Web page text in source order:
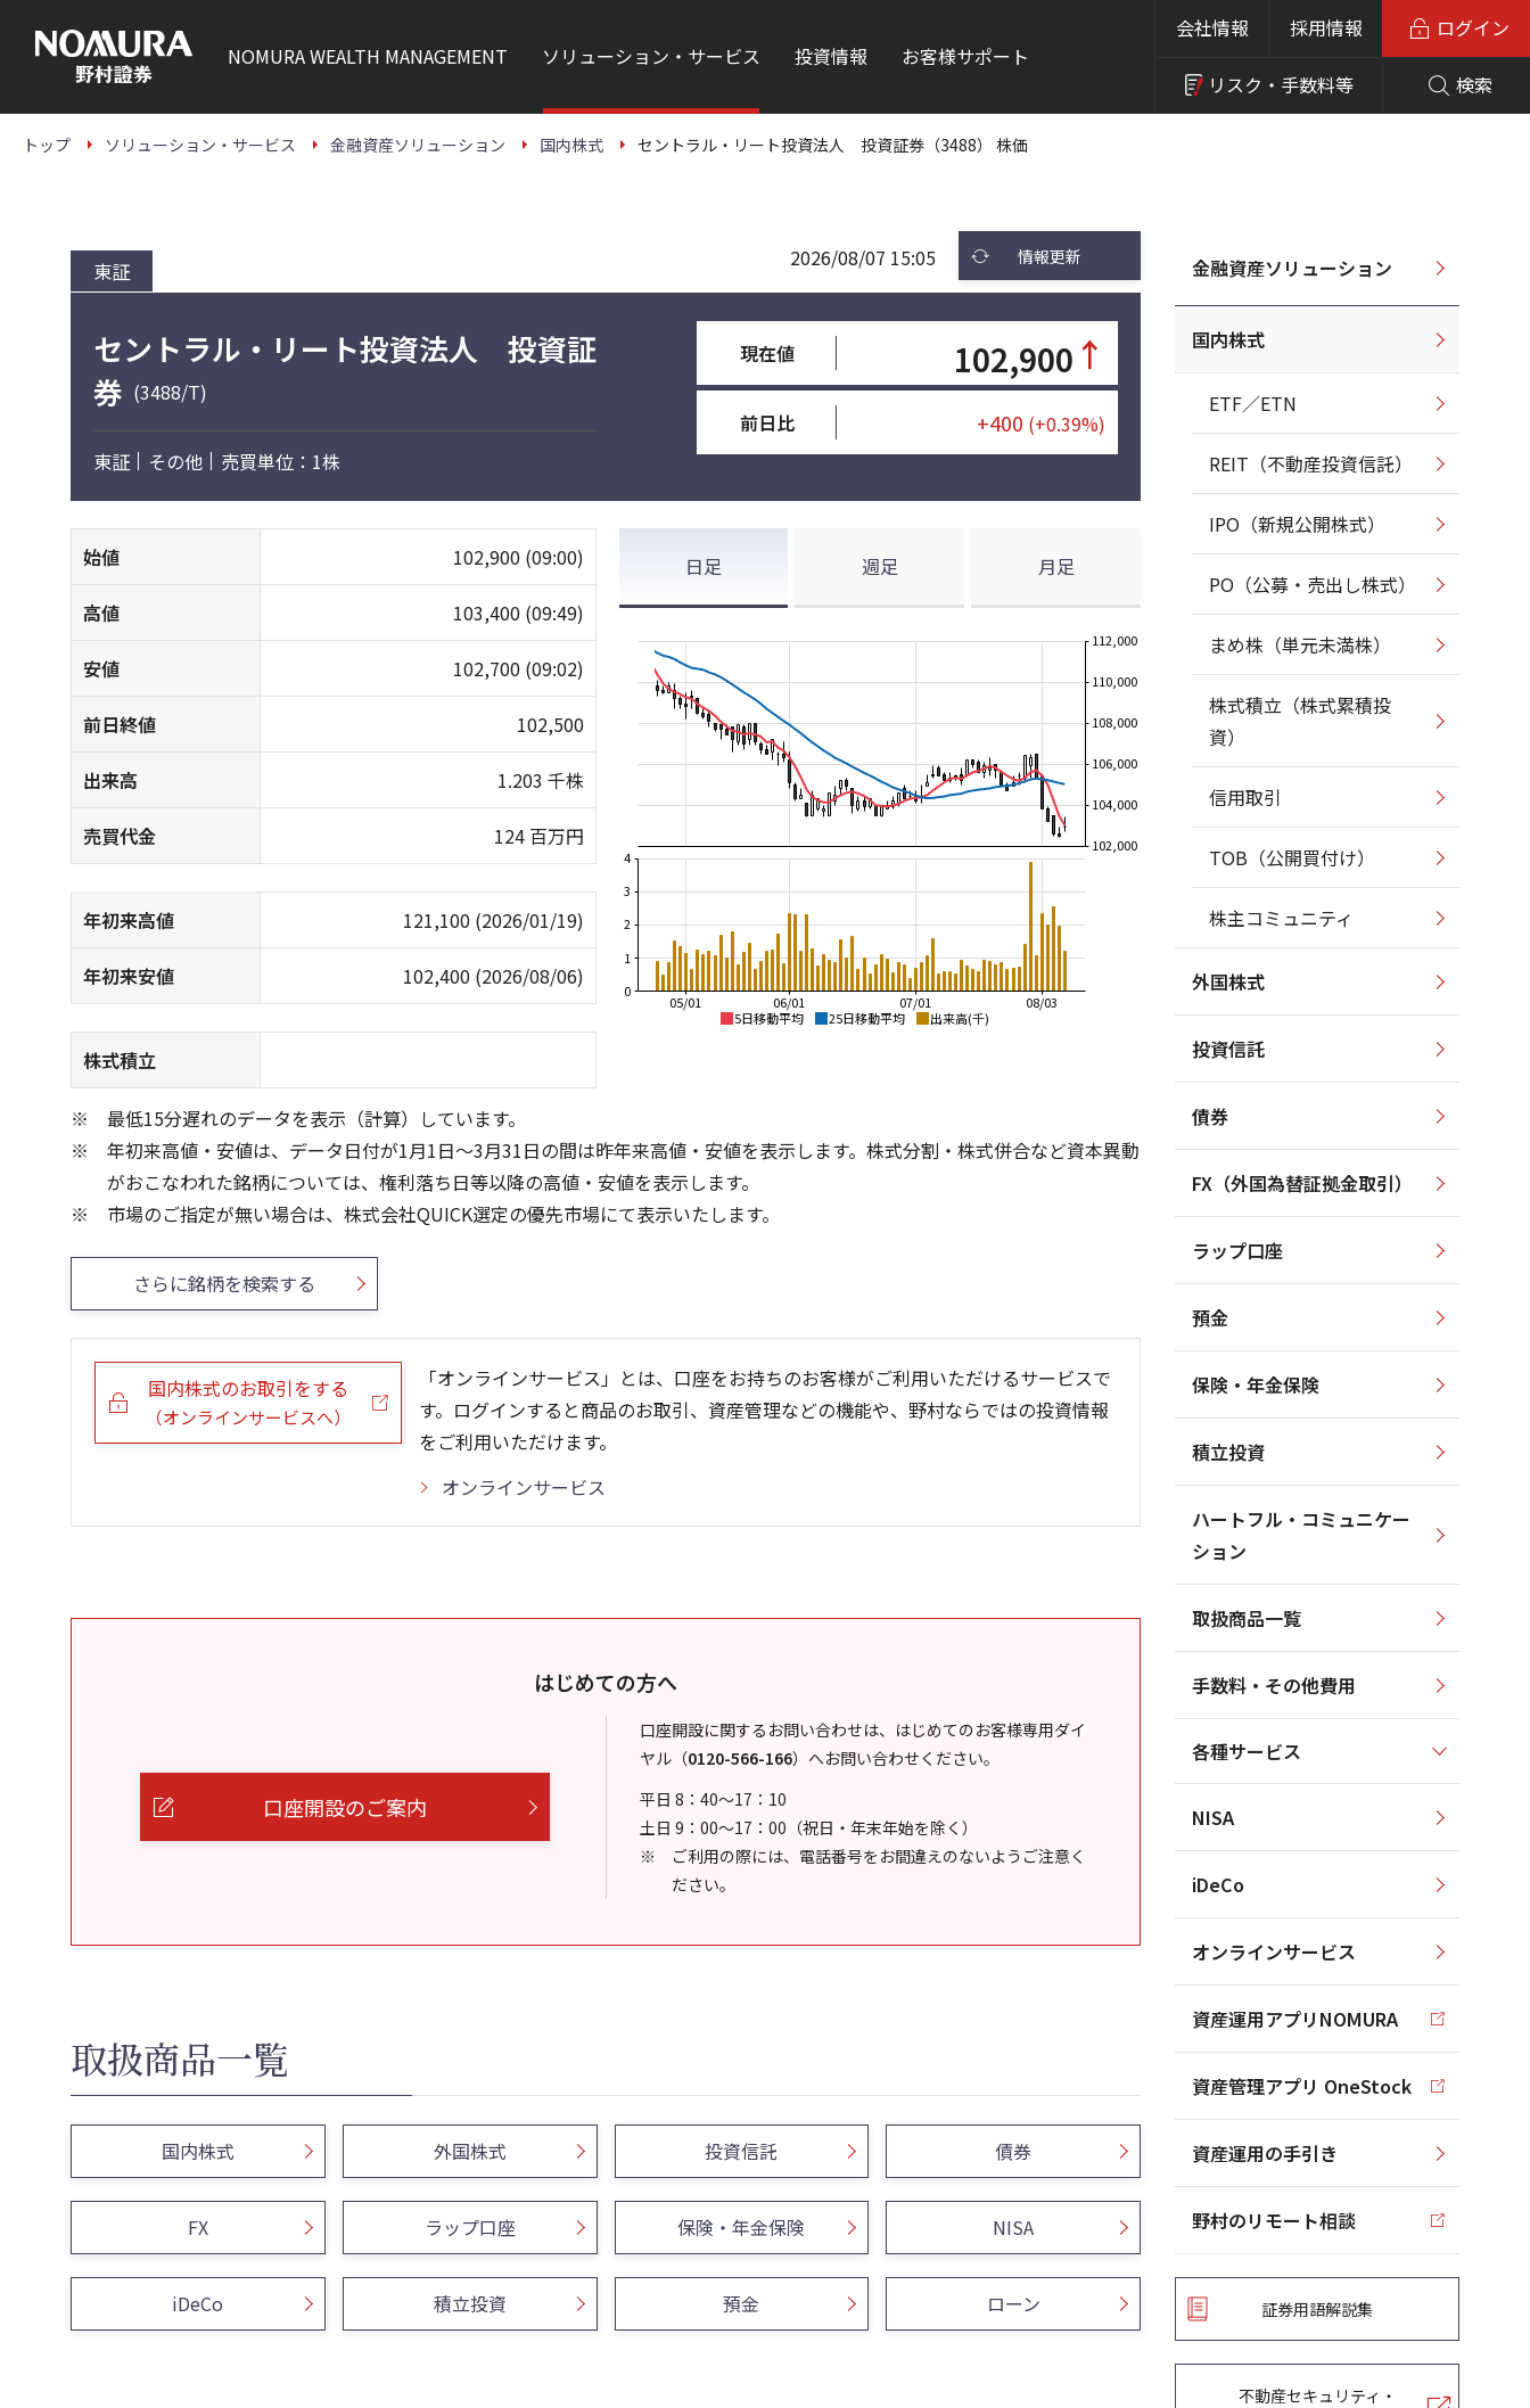
本
NOMURAWEALTH MANAGEMENT ソリューション・サービス 投資情報 お客様サポート
会社情報 採用情報
リスク・ 手数料等 検索
ログイン
トップ ソリューション・サービス 金融資産ソリューション 国内株式 セントラル・リート投資法人 投資証券（3488） 株価
東証 2026/08/07 15:05 情報更新
セントラル・リート投資法人 投資証
券 (3488/T)
東証 その他 売買単位：1株
現在値 102,900 ↑
前日比 +400 (+0.39%)
始値 102,900 (09:00)
高値 103,400 (09:49)
安値 102,700 (09:02)
前日終値 102,500
出来高 1.203 千株
売買代金 124 百万円
年初来高値 121,100 (2026/01/19)
年初来安値 102,400 (2026/08/06)
株式積立
日足 週足 月足
5日移動平均 25日移動平均 出来高(千)
08/03
07/01
06/01
05/01
102,000
104,000
106,000
108,000
110,000
112,000
0
1
2
3
4
115,000
0
1
0
1
最低15分遅れのデータを表示（計算）しています。
年初来高値・安値は、データ日付が1月1日～3月31日の間は昨年来高値・安値を表示します。株式分割・株式併合など資本異動
がおこなわれた銘柄については、権利落ち日等以降の高値・安値を表示します。
市場のご指定が無い場合は、株式会社QUICK選定の優先市場にて表示いたします。
さらに銘柄を検索する
国内株式のお取引をする
（オンラインサービスへ）
「オンラインサービス」とは、口座をお持ちのお客様がご利用いただけるサービスで
す。ログインすると商品のお取引、資産管理などの機能や、野村ならではの投資情報
をご利用いただけます。
オンラインサービス
はじめての方へ
口座開設のご案内
口座開設に関するお問い合わせは、はじめてのお客様専用ダイ
ヤル （0120-566-166） へお問い合わせください。
平日 8：40～17：10
土日 9：00～17：00（祝日・年末年始を除く）
ご利用の際には、電話番号をお間違えのないようご注意く
ださい。
取扱商品一覧
国内株式 外国株式 投資信託 債券
FX ラップ口座 保険・年金保険 NISA
iDeCo 積立投資 預金 ローン
金融資産ソリューション
国内株式
ETF／ETN
REIT（不動産投資信託）
IPO（新規公開株式）
PO（公募・売出し株式）
まめ株（単元未満株）
株式積立（株式累積投
資）
信用取引
TOB（公開買付け）
株主コミュニティ
外国株式
投資信託
債券
FX（外国為替証拠金取引）
ラップ口座
預金
保険・年金保険
積立投資
ハートフル・コミュニケー
ション
取扱商品一覧
手数料・その他費用
各種サービス
NISA
iDeCo
オンラインサービス
資産運用アプリNOMURA
資産管理アプリ OneStock
資産運用の手引き
野村のリモート相談
証券用語解説集
不動産セキュリティ・